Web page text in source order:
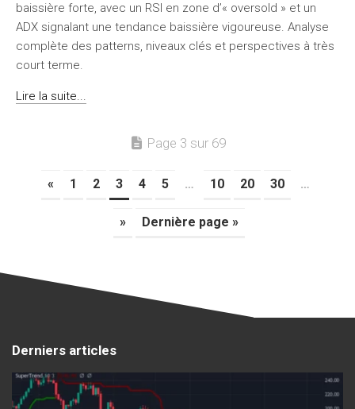
baissière forte, avec un RSI en zone d’« oversold » et un
ADX signalant une tendance baissière vigoureuse. Analyse
complète des patterns, niveaux clés et perspectives à très
court terme.
Lire la suite...
Page 3 sur 69
« 1 2 3 4 5 … 10 20 30 …
» Dernière page »
Derniers articles